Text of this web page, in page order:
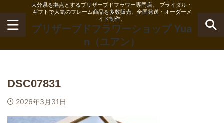
大分県を拠点とするプリザーブドフラワー専門店。 ブライダル・
ギフトで人気のフレーム商品を多数販売。全国発送・オーダーメ
イド制作。
プリザーブドフラワーショップ Yua
n（ユアン）
DSC07831
2026年3月31日